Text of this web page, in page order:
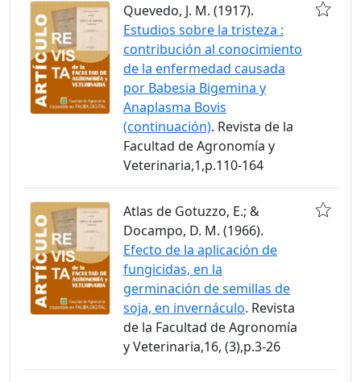
Quevedo, J. M. (1917).
Estudios sobre la tristeza :
contribución al conocimiento
de la enfermedad causada
por Babesia Bigemina y
Anaplasma Bovis
(continuación). Revista de la
Facultad de Agronomía y
Veterinaria,1,p.110-164
Atlas de Gotuzzo, E.; &
Docampo, D. M. (1966).
Efecto de la aplicación de
fungicidas, en la
germinación de semillas de
soja, en invernáculo. Revista
de la Facultad de Agronomía
y Veterinaria,16, (3),p.3-26